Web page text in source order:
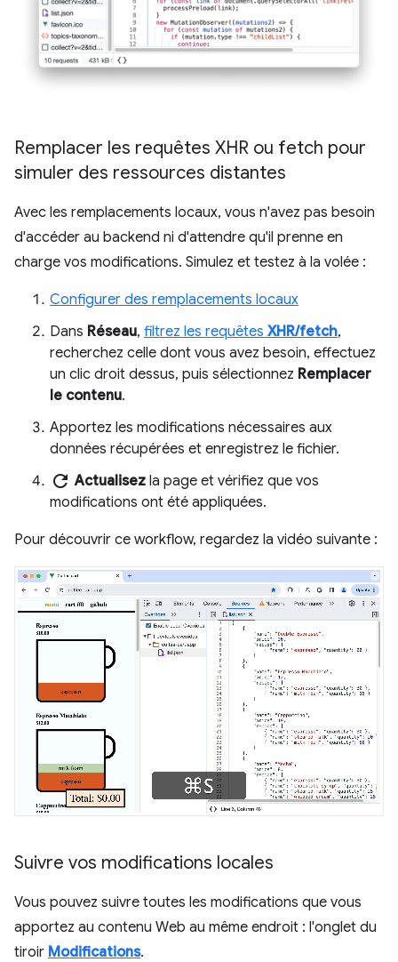
Remplacer les requêtes XHR ou fetch pour
simuler des ressources distantes
Avec les remplacements locaux, vous n'avez pas besoin
d'accéder au backend ni d'attendre qu'il prenne en
charge vos modifications. Simulez et testez à la volée :
Configurer des remplacements locaux
Dans Réseau, filtrez les requêtes XHR/fetch,
recherchez celle dont vous avez besoin, effectuez
un clic droit dessus, puis sélectionnez Remplacer
le contenu.
Apportez les modifications nécessaires aux
données récupérées et enregistrez le fichier.
refresh Actualisez la page et vérifiez que vos
modifications ont été appliquées.
Pour découvrir ce workflow, regardez la vidéo suivante :
Suivre vos modifications locales
Vous pouvez suivre toutes les modifications que vous
apportez au contenu Web au même endroit : l'onglet du
tiroir Modifications.